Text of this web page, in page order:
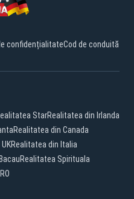
confidențialitateCod de conduită
StarRealitatea din Irlanda
Realitatea din Canada
Realitatea din Italia
Realitatea Spirituala